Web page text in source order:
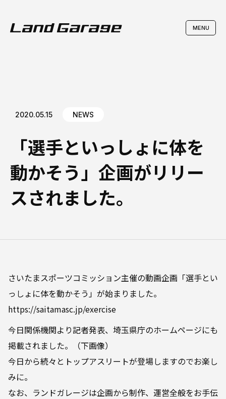
2020.05.15 NEWS
「選手といっしょに体を
動かそう」企画がリリー
スされました。
さいたまスポーツコミッション主催の動画企画「選手とい
っしょに体を動かそう」が始まりました。
https://saitamasc.jp/exercise
今日関係機関より記者発表、埼玉県庁のホームページにも
掲載されました。（下画像）
今日から続々とトップアスリートが登場しますのでお楽し
みに。
なお、ランドガレージは企画から制作、運営全般をお手伝